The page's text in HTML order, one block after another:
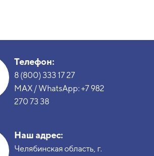
Телефон:
8 (800) 333 17 27
MAX / WhatsApp:+7 982
270 73 38
Наш адрес:
Челябинская область, г.